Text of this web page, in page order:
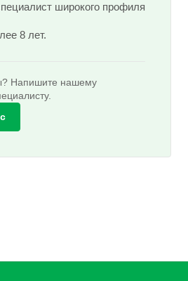
широкого профиля
8 лет.
Напишите нашему